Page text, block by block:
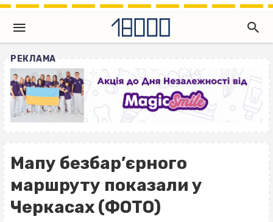
РЕКЛАМА
Мапу безбар’єрного
маршруту показали у
Черкасах (ФОТО)